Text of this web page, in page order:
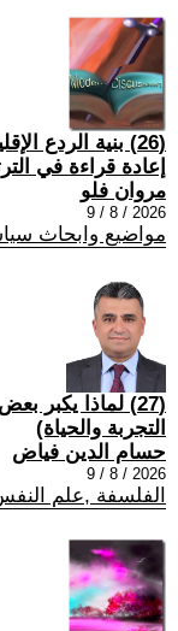
(26) بنية الردع
إعادة قراءة في
مروان فلو
2026 / 8 / 9
مواضيع وابحاث
(27) لماذا يكبر
التجربة والحياة)
حسام الدين فياض
2026 / 8 / 9
الفلسفة ,علم